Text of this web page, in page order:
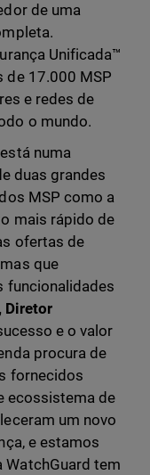
de uma
Unificada™
de 17.000 MSP
e redes de
o mundo.
numa
duas grandes
MSP como a
mais rápido de
ofertas de
que
funcionalidades
Diretor
e o valor
procura de
fornecidos
ecossistema de
um novo
e estamos
WatchGuard tem